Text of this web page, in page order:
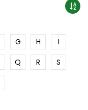
G H
I
Q R
S